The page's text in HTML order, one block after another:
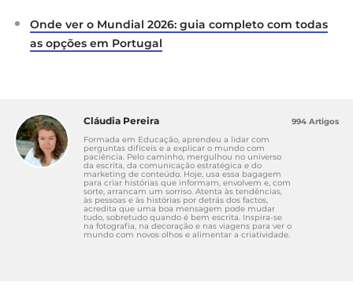
Onde ver o Mundial 2026: guia completo com todas
as opções em Portugal
Cláudia Pereira
Formada em Educação, aprendeu a lidar com
perguntas difíceis e a explicar o mundo com
paciência. Pelo caminho, mergulhou no universo
da escrita, da comunicação estratégica e do
marketing de conteúdo. Hoje, usa essa bagagem
para criar histórias que informam, envolvem e, com
sorte, arrancam um sorriso. Atenta às tendências,
às pessoas e às histórias por detrás dos factos,
acredita que uma boa mensagem pode mudar
tudo, sobretudo quando é bem escrita. Inspira-se
na fotografia, na decoração e nas viagens para ver o
mundo com novos olhos e alimentar a criatividade.
994 Artigos